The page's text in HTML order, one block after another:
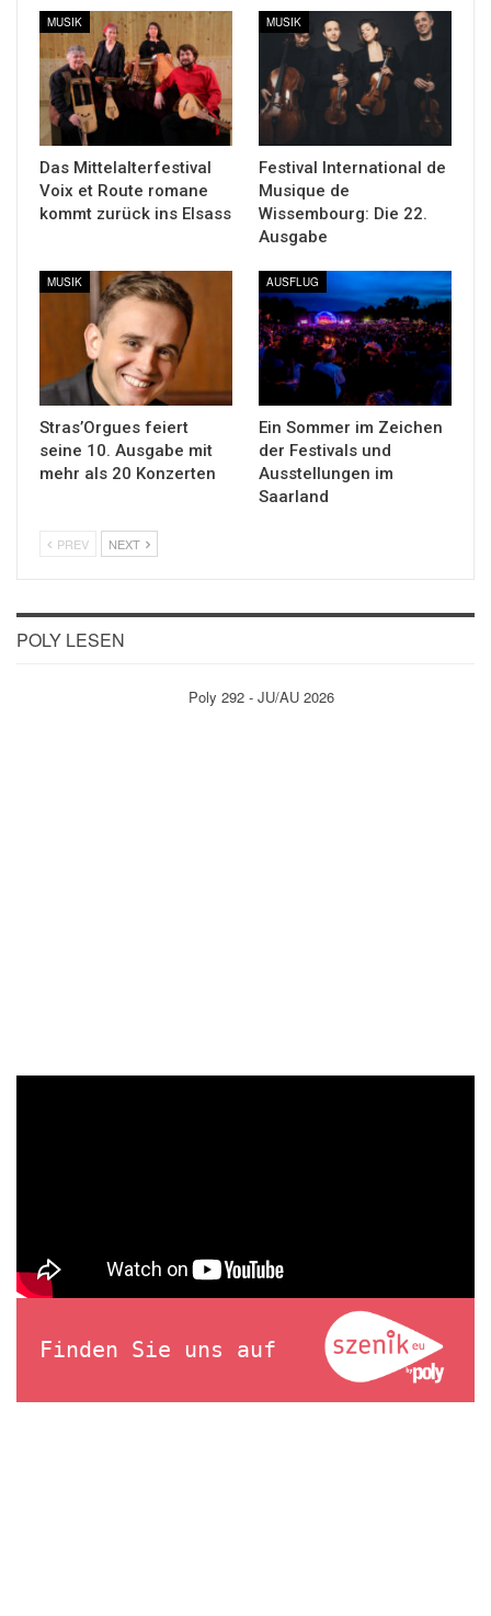
MUSIK
Das Mittelalterfestival
Voix et Route romane
kommt zurück ins Elsass
MUSIK
Festival International de
Musique de
Wissembourg: Die 22.
Ausgabe
MUSIK
Stras’Orgues feiert
seine 10. Ausgabe mit
mehr als 20 Konzerten
AUSFLUG
Ein Sommer im Zeichen
der Festivals und
Ausstellungen im
Saarland
PREV NEXT
POLY LESEN
Poly 292 - JU/AU 2026
Finden Sie uns auf